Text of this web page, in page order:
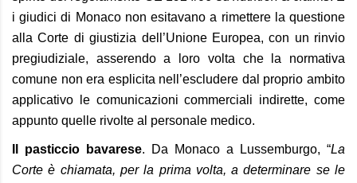
i giudici di Monaco non esitavano a rimettere la questione
alla Corte di giustizia dell’Unione Europea, con un rinvio
pregiudiziale, asserendo a loro volta che la normativa
comune non era esplicita nell’escludere dal proprio ambito
applicativo le comunicazioni commerciali indirette, come
appunto quelle rivolte al personale medico.
Il pasticcio bavarese. Da Monaco a Lussemburgo, “La
Corte è chiamata, per la prima volta, a determinare se le